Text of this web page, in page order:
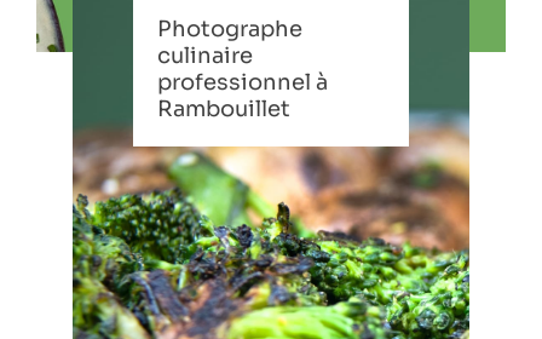
Photographe
culinaire
professionnel à
Rambouillet